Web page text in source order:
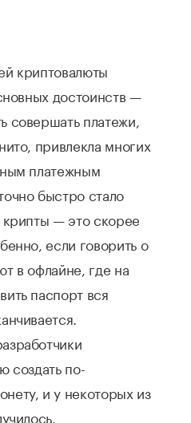
криптовалюты
достоинств —
совершать платежи,
привлекла многих
платежным
быстро стало
крипты — это скорее
если говорить о
в офлайне, где на
паспорт вся
создать по-
и у некоторых из